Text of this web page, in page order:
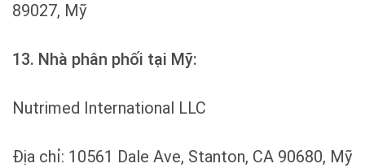
89027, Mỹ
13. Nhà phân phối tại Mỹ:
Nutrimed International LLC
Địa chỉ: 10561 Dale Ave, Stanton, CA 90680, Mỹ